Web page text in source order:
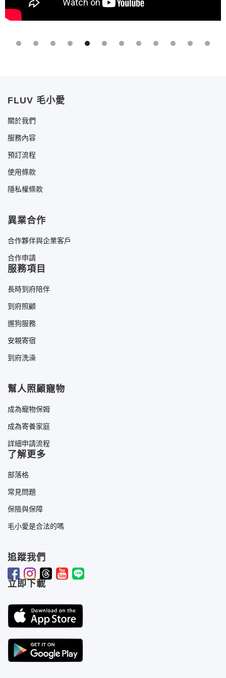
FLUV 毛小愛
關於我們
服務內容
預訂流程
使用條款
隱私權條款
異業合作
合作夥伴與企業客戶
合作申請
服務項目
長時到府陪伴
到府照顧
遛狗服務
安親寄宿
到府洗澡
幫人照顧寵物
成為寵物保姆
成為寄養家庭
詳細申請流程
了解更多
部落格
常見問題
保險與保障
毛小愛是合法的嗎
追蹤我們
立即下載